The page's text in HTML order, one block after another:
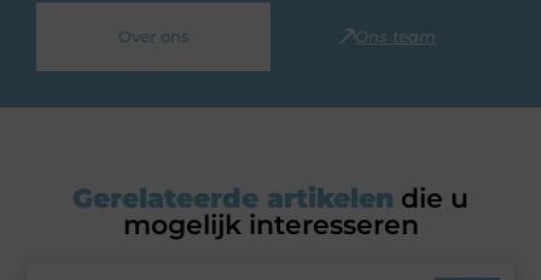
Over ons Ons team
Gerelateerde artikelen die u
mogelijk interesseren